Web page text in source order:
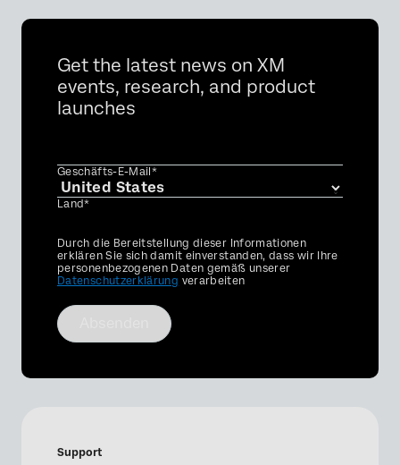
Get the latest news on XM
events, research, and product
launches
Geschäfts-E-Mail*
Land*
Privacy
Optin
Durch die Bereitstellung dieser Informationen
erklären Sie sich damit einverstanden, dass wir Ihre
personenbezogenen Daten gemäß unserer
Datenschutzerklärung verarbeiten
Support